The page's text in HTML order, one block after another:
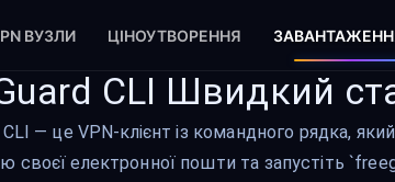
ВУЗЛИ ЦІНОУТВОРЕННЯ
CLI Швидкий
CLI — це VPN-клієнт із командного рядка,
своєї електронної пошти та запустіть